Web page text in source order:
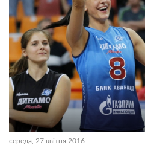
середа, 27 квітня 2016